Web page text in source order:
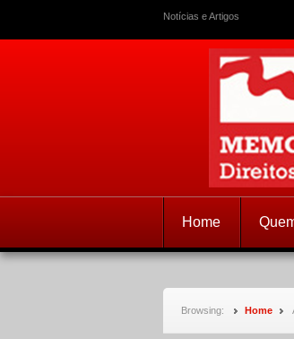
Notícias e Artigos
Home
Browsing: Home